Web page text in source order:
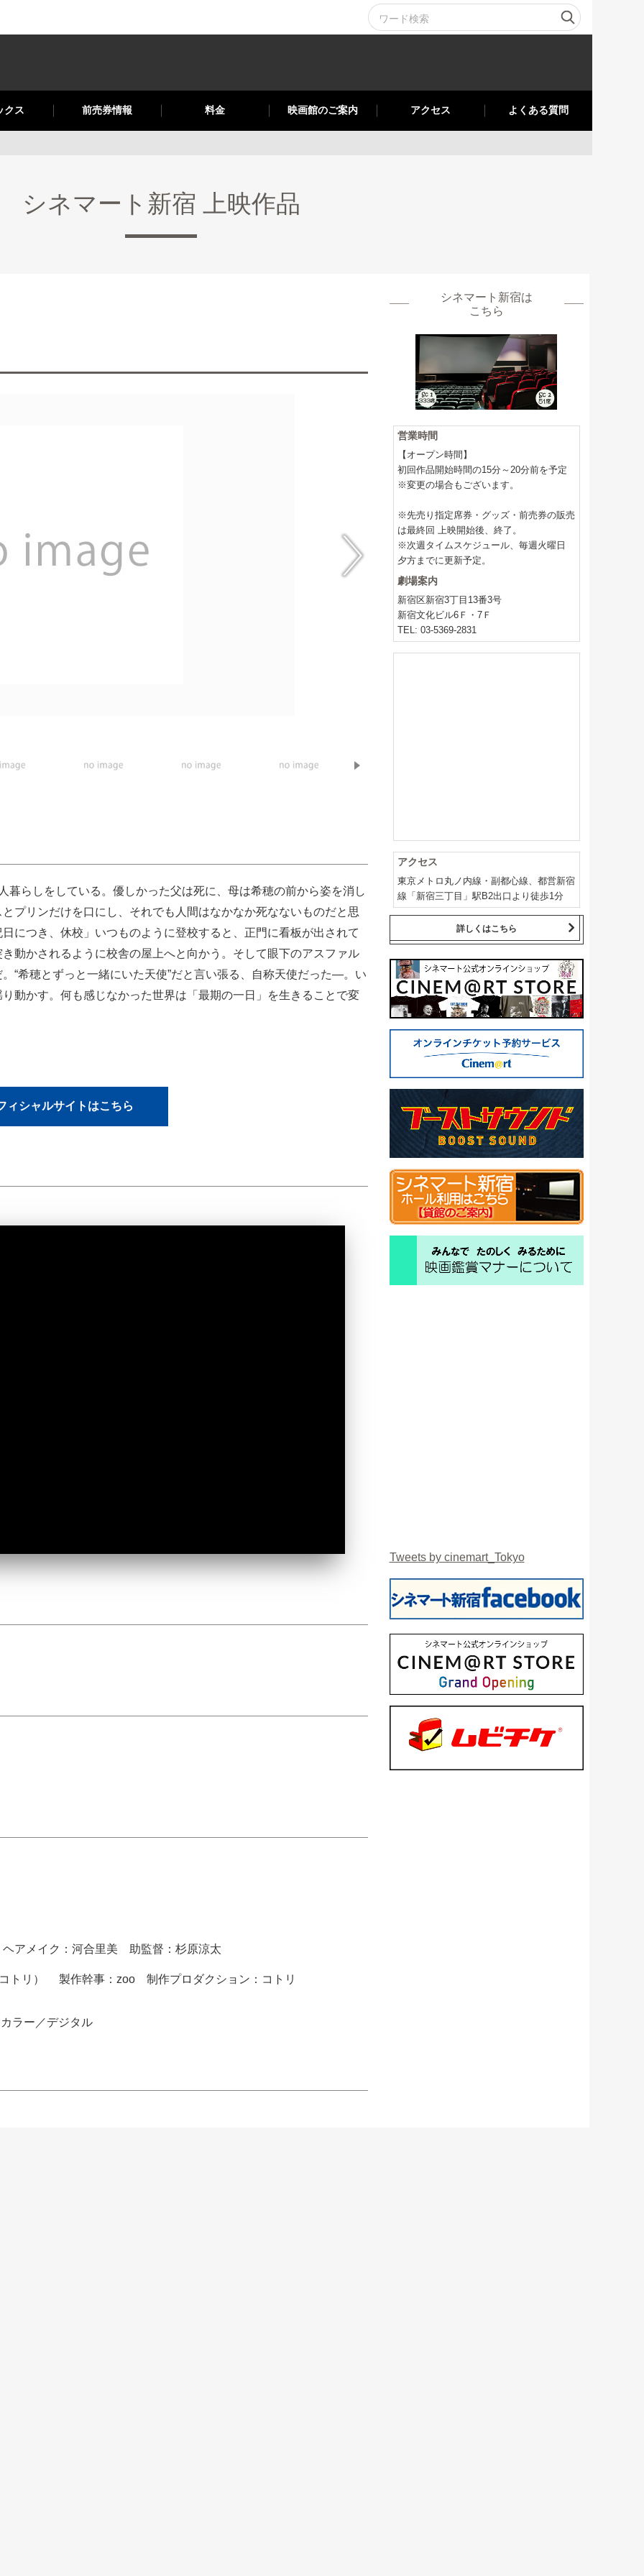
クス 前売券情報 料金 映画館のご案内 アクセス よくある質問
シネマート新宿 上映作品
暮らしをしている。優しかった父は死に、母は希穂の前から姿を消し
プリンだけを口にし、それでも人間はなかなか死なないものだと思
につき、休校」いつものように登校すると、正門に看板が出されて
動かされるように校舎の屋上へと向かう。そして眼下のアスファル
“希穂とずっと一緒にいた天使”だと言い張る、自称天使だった―。い
動かす。何も感じなかった世界は「最期の一日」を生きることで変
ィシャルサイトはこちら
アメイク：河合里美 助監督：杉原涼太
トリ） 製作幹事：zoo 制作プロダクション：コトリ
ラー／デジタル
シネマート新宿は
こちら
営業時間
【オープン時間】
初回作品開始時間の15分～20分前を予定
※変更の場合もございます。
※先売り指定席券・グッズ・前売券の販売
は最終回 上映開始後、終了。
※次週タイムスケジュール、毎週火曜日
夕方までに更新予定。
劇場案内
新宿区新宿3丁目13番3号
新宿文化ビル6Ｆ・7Ｆ
TEL: 03-5369-2831
アクセス
東京メトロ丸ノ内線・副都心線、都営新宿
線「新宿三丁目」駅B2出口より徒歩1分
詳しくはこちら
Tweets by cinemart_Tokyo